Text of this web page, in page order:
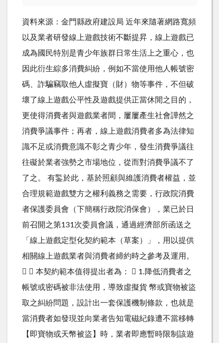
資料來源：金門縣政府建設局 近年來隨著網路寬頻
以及業者研發線上遊戲技術不斷提昇，線上遊戲已
成為國民特別是青少年族群日常生活上之重心，也
因此衍生綜多消費糾紛，例如不當使用他人帳號密
碼、詐騙竊取他人虛擬寶（財）物等事件，不但破
壞了線上遊戲公平性及遊戲提供正當休閒之目的，
更使得消費者與遊戲業者間，屢屢產生社會譁然之
消費爭議事件；再者，線上遊戲消費者多為法律知
識不足或消費意識不彰之青少年，發生消費爭議往
往礙於業者強勢之市場地位，從而對消費爭議不了
了之。 有鍳於此，基於照顧與維護消費者權益，並
合理規範遊戲雙方之權利義務之需要，行政院消費
者保護委員會（下簡稱行政院消保會），業已於日
前召開之第131次委員會議，通過經濟部所函送之
「線上遊戲定型化契約範本（草案）」，用以提供
相關線上遊戲業者與消費者締約時之參考及運用。
  本契約範本值得提出者為：  1.降低消費者之
帳號或密碼被非法使用，導致虛擬貨 幣或寶物被盜
取之糾紛問題，設計出一套保護機制條款，也就是
當消費者如發現並向業者告知電磁紀錄遭不當移轉
【即寶物或天幣被盜】時，業者即應暫時限制該遊